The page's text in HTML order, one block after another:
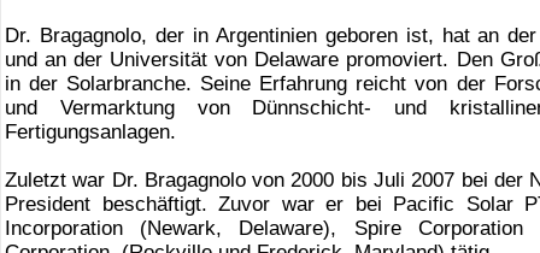
Dr. Bragagnolo, der in Argentinien geboren ist, hat an
und an der Universität von Delaware promoviert. Den
in der Solarbranche. Seine Erfahrung reicht von der
und Vermarktung von Dünnschicht- und
Fertigungsanlagen.
Zuletzt war Dr. Bragagnolo von 2000 bis Juli 2007 bei der
President beschäftigt. Zuvor war er bei Pacific Solar
Incorporation (Newark, Delaware), Spire